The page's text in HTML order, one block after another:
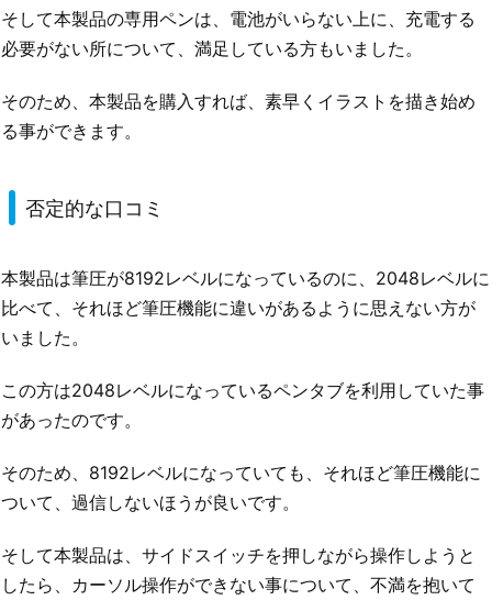
そして本製品の専用ペンは、電池がいらない上に、充電する
必要がない所について、満足している方もいました。
そのため、本製品を購入すれば、素早くイラストを描き始め
る事ができます。
否定的な口コミ
本製品は筆圧が8192レベルになっているのに、2048レベルに
比べて、それほど筆圧機能に違いがあるように思えない方が
いました。
この方は2048レベルになっているペンタブを利用していた事
があったのです。
そのため、8192レベルになっていても、それほど筆圧機能に
ついて、過信しないほうが良いです。
そして本製品は、サイドスイッチを押しながら操作しようと
したら、カーソル操作ができない事について、不満を抱いて